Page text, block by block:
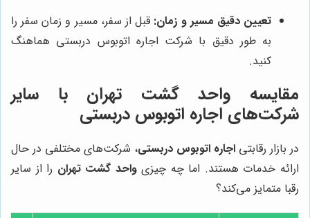
تعیین دقیق مسیر و زمان: قبل از سفر، مسیر و زمان سفر را
به طور دقیق با شرکت اجاره اتوبوس دربستی هماهنگ
کنید.
مقایسه واحد گشت تهران با سایر
شرکت‌های اجاره اتوبوس دربستی
در بازار رقابتی اجاره اتوبوس دربستی، شرکت‌های مختلفی در حال
ارائه خدمات هستند. اما چه چیزیواحد گشت تهران را از سایر
رقبا متمایز می‌کند؟